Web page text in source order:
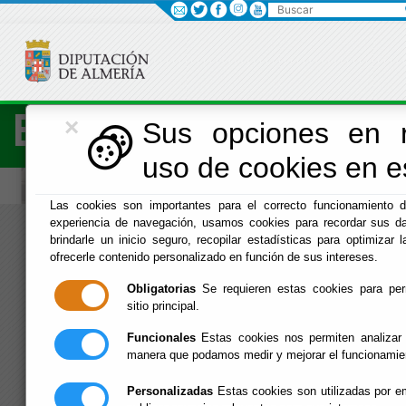
×
Sus opciones en
uso de cookies en
Las cookies son importantes para el correcto funcionamiento
experiencia de navegación, usamos cookies para recordar sus
brindarle un inicio seguro, recopilar estadísticas para optimizar
ofrecerle contenido personalizado en función de sus intereses.
Obligatorias Se requieren estas cookies para
sitio principal.
Funcionales Estas cookies nos permiten
manera que podamos medir y mejorar el
Personalizadas Estas cookies son utilizadas por
Economía
Menú Hacienda
Buscar